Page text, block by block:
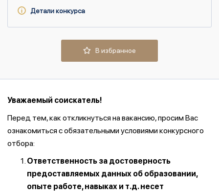
Детали конкурса
В избранное
Уважаемый соискатель!
Перед тем, как откликнуться на вакансию, просим Вас
ознакомиться с обязательными условиями конкурсного
отбора:
Ответственность за достоверность
предоставляемых данных об образовании,
опыте работе, навыках и т.д. несет